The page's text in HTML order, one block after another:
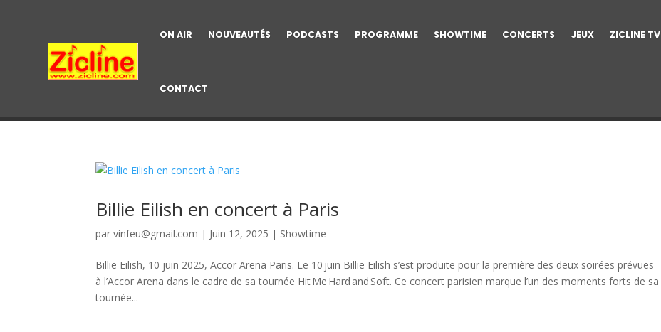
ON AIR NOUVEAUTÉS PODCASTS PROGRAMME SHOWTIME CONCERTS JEUX ZICLINE TV
CONTACT
Billie Eilish en concert à Paris
parvinfeu@gmail.com | Juin 12, 2025 | Showtime
Billie Eilish, 10 juin 2025, Accor Arena Paris. Le 10 juin Billie Eilish s’est produite pour la première des deux soirées prévues
à l’Accor Arena dans le cadre de sa tournée Hit Me Hard and Soft. Ce concert parisien marque l’un des moments forts de sa
tournée...